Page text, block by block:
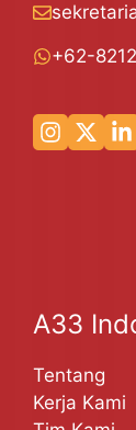
+62-
A33
Tentang
Kerja Kami